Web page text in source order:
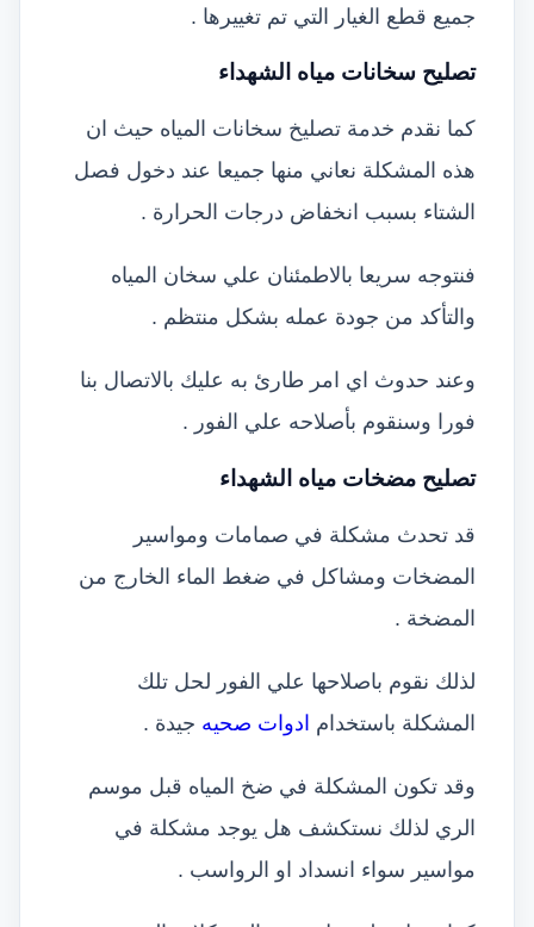
جميع قطع الغيار التي تم تغييرها .
تصليح سخانات مياه الشهداء
كما نقدم خدمة تصليخ سخانات المياه حيث ان
هذه المشكلة نعاني منها جميعا عند دخول فصل
الشتاء بسبب انخفاض درجات الحرارة .
فنتوجه سريعا بالاطمئنان علي سخان المياه
والتأكد من جودة عمله بشكل منتظم .
وعند حدوث اي امر طارئ به عليك بالاتصال بنا
فورا وسنقوم بأصلاحه علي الفور .
تصليح مضخات مياه الشهداء
قد تحدث مشكلة في صمامات ومواسير
المضخات ومشاكل في ضغط الماء الخارج من
المضخة .
لذلك نقوم باصلاحها علي الفور لحل تلك
المشكلة باستخدام ادوات صحيه جيدة .
وقد تكون المشكلة في ضخ المياه قبل موسم
الري لذلك نستكشف هل يوجد مشكلة في
مواسير سواء انسداد او الرواسب .